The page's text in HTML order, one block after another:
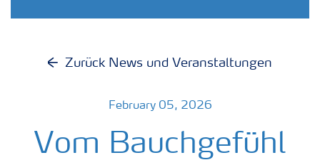
Zurück News und Veranstaltungen
February 05, 2026
Vom Bauchgefühl